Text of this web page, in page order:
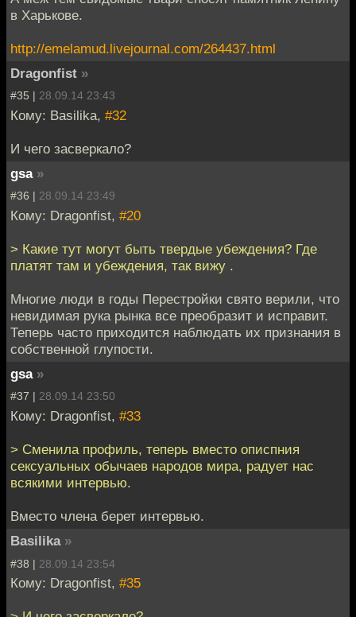
в Харькове.
http://emelamud.livejournal.com/264437.html
Dragonfist »
#35 | 28.09.14 23:43
Кому: Basilika, #32
И чего засверкало?
gsa »
#36 | 28.09.14 23:49
Кому: Dragonfist, #20
> Какие тут могут быть твердые убеждения? Где
платят там и убеждения, так вижу .
Многие люди в годы Перестройки свято верили, что
невидимая рука рынка все преобразит и исправит.
Теперь часто приходится наблюдать их признания в
собственной глупости.
gsa »
#37 | 28.09.14 23:50
Кому: Dragonfist, #33
> Сменила профиль, теперь вместо описпния
сексуальных обычаев народов мира, радует нас
всякими интервью.
Вместо члена берет интервью.
Basilika »
#38 | 28.09.14 23:54
Кому: Dragonfist, #35